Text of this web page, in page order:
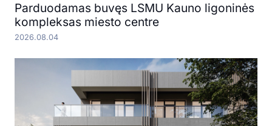
Parduodamas buvęs LSMU Kauno ligoninės
kompleksas miesto centre
2026.08.04